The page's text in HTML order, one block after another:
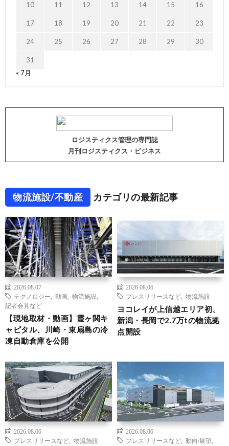
10 11 12 13 14 15 16
17 18 19 20 21 22 23
24 25 26 27 28 29 30
31
« 7月
ロジスティクス管理の専門誌
月刊ロジスティクス・ビジネス
物流施設/不動産 カテゴリの最新記事
2026.08.07
テクノロジー
動画 物流施設
記者会見など
【現地取材・動画】霞ヶ関キ
ャピタル、川崎・東扇島の冷
凍自動倉庫を公開
2026.08.06
プレスリリースなど
物流施設
ヨコレイが上信越エリア初、
新潟・長岡で2.7万tの物流拠
点開設
2026.08.06
プレスリリースなど
物流施設
2026.08.06
プレスリリースなど
動向/展望